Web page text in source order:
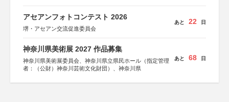
アセアンフォトコンテスト 2026
堺・アセアン交流促進委員会
あと 22 日
神奈川県美術展 2027 作品募集
神奈川県美術展委員会、神奈川県立県民ホール（指定管理
者：（公財）神奈川芸術文化財団）、神奈川県
あと 68 日